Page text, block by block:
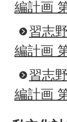
編計画
習志
編計画
習志
編計画